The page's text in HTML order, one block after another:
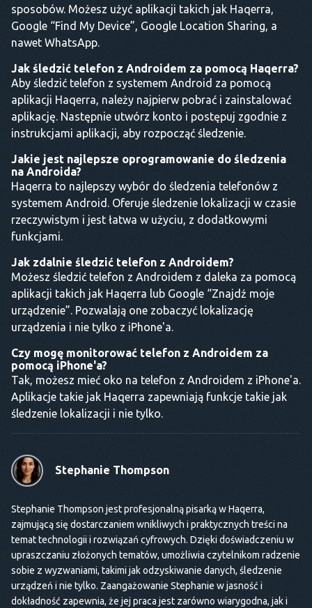
sposobów. Możesz użyć aplikacji takich jak Haqerra,
Google “Find My Device”, Google Location Sharing, a
nawet WhatsApp.
Jak śledzić telefon z Androidem za pomocą Haqerra?
Aby śledzić telefon z systemem Android za pomocą
aplikacji Haqerra, należy najpierw pobrać i zainstalować
aplikację. Następnie utwórz konto i postępuj zgodnie z
instrukcjami aplikacji, aby rozpocząć śledzenie.
Jakie jest najlepsze oprogramowanie do śledzenia
na Androida?
Haqerra to najlepszy wybór do śledzenia telefonów z
systemem Android. Oferuje śledzenie lokalizacji w czasie
rzeczywistym i jest łatwa w użyciu, z dodatkowymi
funkcjami.
Jak zdalnie śledzić telefon z Androidem?
Możesz śledzić telefon z Androidem z daleka za pomocą
aplikacji takich jak Haqerra lub Google “Znajdź moje
urządzenie”. Pozwalają one zobaczyć lokalizację
urządzenia i nie tylko z iPhone'a.
Czy mogę monitorować telefon z Androidem za
pomocą iPhone'a?
Tak, możesz mieć oko na telefon z Androidem z iPhone'a.
Aplikacje takie jak Haqerra zapewniają funkcje takie jak
śledzenie lokalizacji i nie tylko.
Stephanie Thompson
Stephanie Thompson jest profesjonalną pisarką w Haqerra,
zajmującą się dostarczaniem wnikliwych i praktycznych treści na
temat technologii i rozwiązań cyfrowych. Dzięki doświadczeniu w
upraszczaniu złożonych tematów, umożliwia czytelnikom radzenie
sobie z wyzwaniami, takimi jak odzyskiwanie danych, śledzenie
urządzeń i nie tylko. Zaangażowanie Stephanie w jasność i
dokładność zapewnia, że jej praca jest zarówno wiarygodna, jak i